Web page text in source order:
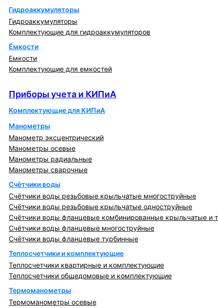
Гидроаккумуляторы
Гидроаккумуляторы
Комплектующие для гидроаккумуляторов
Ёмкости
Емкости
Комплектующие для емкостей
Приборы учета и КИПиА
Комплектующие для КИПиА
Манометры
Манометр эксцентрический
Манометры осевые
Манометры радиальные
Манометры сварочные
Счётчики воды
Счётчики воды резьбовые крыльчатые многоструйные
Счётчики воды резьбовые крыльчатые одноструйные
Счётчики воды фланцевые комбинированные крыльчатые и
Счётчики воды фланцевые многоструйные
Счётчики воды фланцевые турбинные
Теплосчетчики и комплектующие
Теплосчетчики квартирные и комплектующие
Теплосчетчики общедомовые и комплектующие
Термоманометры
Термоманометры осевые